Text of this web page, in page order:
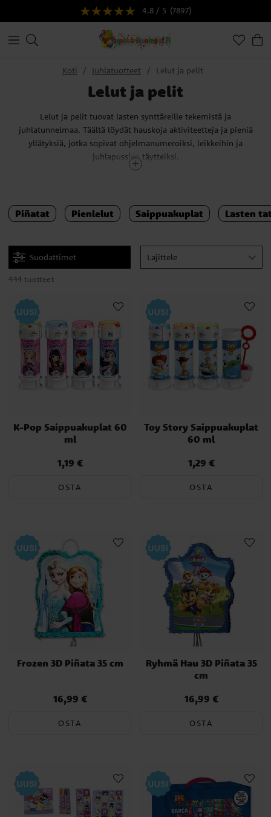
4.8 / 5 (7897)
Koti Juhlatuotteet Lelut ja pelit
Lelut ja pelit
Lelut ja pelit tuovat lasten synttäreille tekemistä ja
juhlatunnelmaa. Täältä löydät hauskoja aktiviteetteja ja pieniä
yllätyksiä, jotka sopivat ohjelmanumeroiksi, leikkeihin ja
juhlapussien täytteiksi.
ja ilahduttaa vieraita, olipa kyseessä pienet lastenkutsut tai
isommat syntymäpäiväjuhlat.
hauska kokonaisuus. Kun tekemistä on valmiina, juhlapäivä sujuu
rennommin sekä lapsille että aikuisille.
Piñatat Pienlelut Saippuakuplat Lasten
Suodattimet Lajittele
444 tuotteet
K-Pop Saippuakuplat 60
ml
Hinta:1,19 €
1,19 €
OSTA
Toy Story Saippuakuplat
60 ml
Hinta:1,29 €
1,29 €
OSTA
Frozen 3D Piñata 35 cm
Hinta:16,99 €
16,99 €
OSTA
Ryhmä Hau 3D Piñata 35
cm
Hinta:16,99 €
16,99 €
OSTA